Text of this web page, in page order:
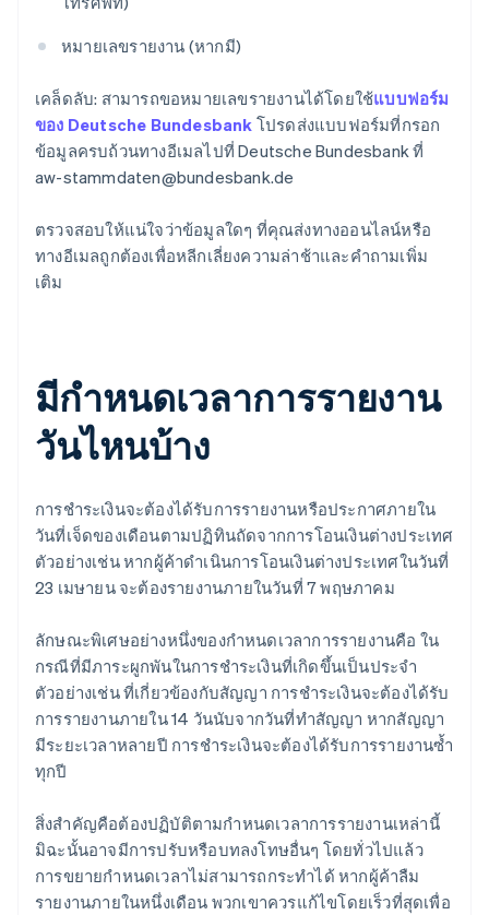
หมายเลขรายงาน (หากมี)
เคล็ดลับ: สามารถขอหมายเลขรายงานได้โดยใช้แบบฟอร์ม
ของ Deutsche Bundesbank โปรดส่งแบบฟอร์มที่กรอก
ข้อมูลครบถ้วนทางอีเมลไปที่ Deutsche Bundesbank ที่
aw-stammdaten@bundesbank.de
ตรวจสอบให้แน่ใจว่าข้อมูลใดๆ ที่คุณส่งทางออนไลน์หรือ
ทางอีเมลถูกต้องเพื่อหลีกเลี่ยงความล่าช้าและคำถามเพิ่ม
เติม
มีกำหนดเวลาการรายงาน
วันไหนบ้าง
การชำระเงินจะต้องได้รับการรายงานหรือประกาศภายใน
วันที่เจ็ดของเดือนตามปฏิทินถัดจากการโอนเงินต่างประเทศ
ตัวอย่างเช่น หากผู้ค้าดำเนินการโอนเงินต่างประเทศในวันที่
23 เมษายน จะต้องรายงานภายในวันที่ 7 พฤษภาคม
ลักษณะพิเศษอย่างหนึ่งของกำหนดเวลาการรายงานคือ ใน
กรณีที่มีภาระผูกพันในการชำระเงินที่เกิดขึ้นเป็นประจำ
ตัวอย่างเช่น ที่เกี่ยวข้องกับสัญญา การชำระเงินจะต้องได้รับ
การรายงานภายใน 14 วันนับจากวันที่ทำสัญญา หากสัญญา
มีระยะเวลาหลายปี การชำระเงินจะต้องได้รับการรายงานซ้ำ
ทุกปี
สิ่งสำคัญคือต้องปฏิบัติตามกำหนดเวลาการรายงานเหล่านี้
มิฉะนั้นอาจมีการปรับหรือบทลงโทษอื่นๆ โดยทั่วไปแล้ว
การขยายกำหนดเวลาไม่สามารถกระทำได้ หากผู้ค้าลืม
รายงานภายในหนึ่งเดือน พวกเขาควรแก้ไขโดยเร็วที่สุดเพื่อ